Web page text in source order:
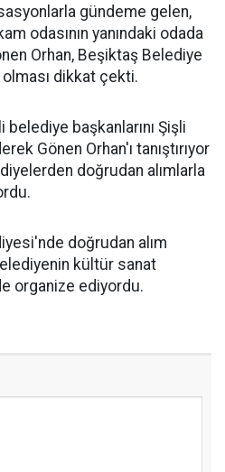
gündeme gelen,
odasının yanındaki odada
Orhan, Beşiktaş Belediye
olması dikkat çekti.
başkanlarını Şişli
Gönen Orhan'ı tanıştırıyor
doğrudan alımlarla
doğrudan alım
kültür sanat
organize ediyordu.